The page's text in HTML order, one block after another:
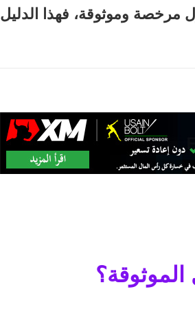
مرخصة وموثوقة، فهذا الدليل